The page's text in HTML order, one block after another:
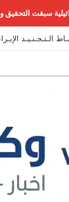
سبقت التحقيق